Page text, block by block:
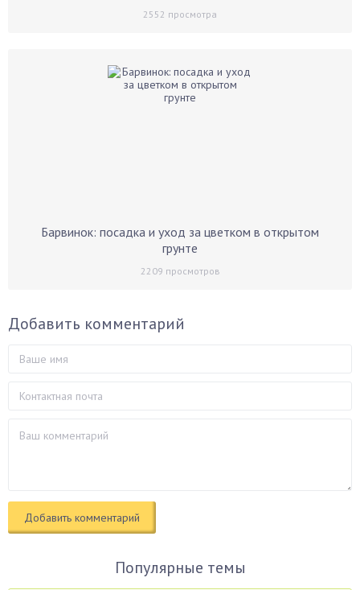
2552 просмотра
Барвинок: посадка и уход за цветком в открытом
грунте
2209 просмотров
Добавить комментарий
Популярные темы